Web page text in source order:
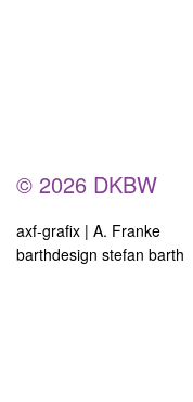
© 2026 DKBW
axf-grafix | A. Franke
barthdesign stefan barth